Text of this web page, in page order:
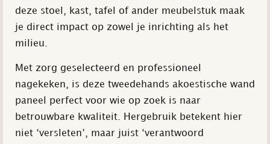
deze stoel, kast, tafel of ander meubelstuk maak
je direct impact op zowel je inrichting als het
milieu.
Met zorg geselecteerd en professioneel
nagekeken, is deze tweedehands akoestische wand
paneel perfect voor wie op zoek is naar
betrouwbare kwaliteit. Hergebruik betekent hier
niet ‘versleten’, maar juist ‘verantwoord